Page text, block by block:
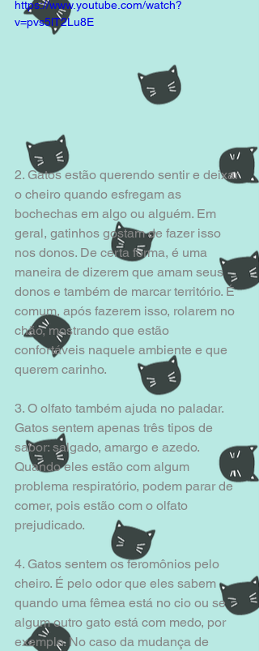
https://www.youtube.com/watch?
v=pvs5lT2Lu8E
2. Gatos estão querendo sentir e deixar
o cheiro quando esfregam as
bochechas em algo ou alguém. Em
geral, gatinhos gostam de fazer isso
nos donos. De certa forma, é uma
maneira de dizerem que amam seus
donos e também de marcar território. É
comum, após fazerem isso, rolarem no
chão, mostrando que estão
confortáveis naquele ambiente e que
querem carinho.
3. O olfato também ajuda no paladar.
Gatos sentem apenas três tipos de
sabor: salgado, amargo e azedo.
Quando eles estão com algum
problema respiratório, podem parar de
comer, pois estão com o olfato
prejudicado.
4. Gatos sentem os feromônios pelo
cheiro. É pelo odor que eles sabem
quando uma fêmea está no cio ou se
algum outro gato está com medo, por
exemplo. No caso da mudança de